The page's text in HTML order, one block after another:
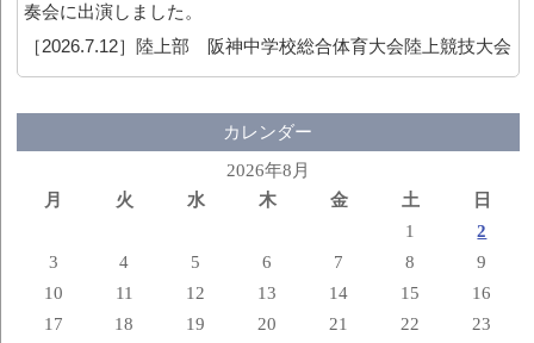
奏会に出演しました。
［2026.7.12］ 陸上部 阪神中学校総合体育大会陸上競技大会
カレンダー
2026年8月
月
火 水 木 金 土 日
1
2
3
4 5 6 7 8
9
10
11 12 13 14 15
16
17
18 19 20 21 22
23